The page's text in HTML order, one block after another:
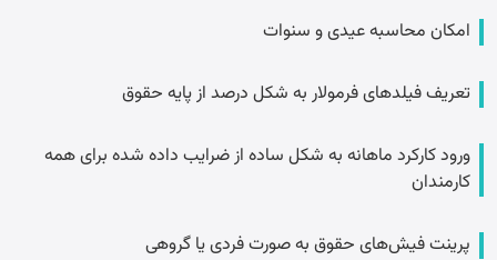
امکان محاسبه عیدی و سنوات
تعریف فیلدهای فرمولار به شکل درصد از پایه حقوق
ورود کارکرد ماهانه به شکل ساده از ضرایب داده شده برای همه
کارمندان
پرینت فیش‌های حقوق به صورت فردی یا گروهی